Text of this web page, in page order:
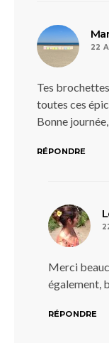
22
Tes
toutes ces
Bonne
RÉPONDRE
Merci
également,
RÉPONDRE